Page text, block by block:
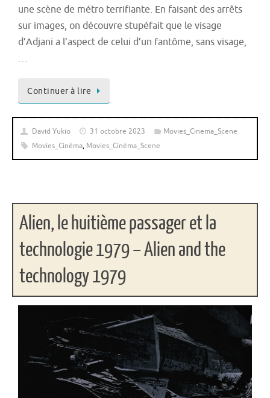
une scène de métro terrifiante. En faisant des arrêts
sur images, on découvre stupéfait que le visage
d’Adjani a l’aspect de celui d’un fantôme, sans visage,
…
Continuer à lire
David Yukio 31 octobre 2023
Movies_Cinema_Scene
Movies_Cinéma, Movies_Cinéma_Scene
Alien, le huitième passager et la
technologie 1979 – Alien and the
technology 1979